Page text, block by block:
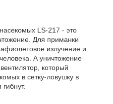
LS-217 - это
Для приманки
излучение и
А уничтожение
который
в сетку-ловушку в